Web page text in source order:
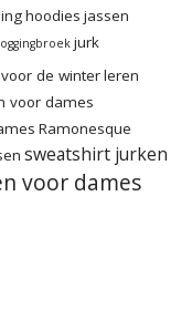
hoodies jassen
jurk
de winterleren
voor dames
Ramonesque
sweatshirt jurken
voor dames